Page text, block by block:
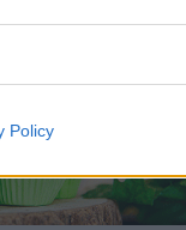
Policy